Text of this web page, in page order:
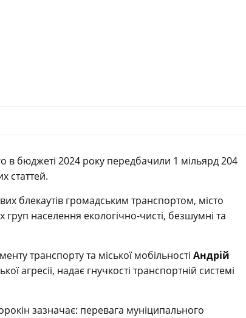
в бюджеті 2024 року передбачили 1 мільярд 204
статтей.
блекаутів громадським транспортом, місто
населення екологічно-чисті, безшумні та
транспорту та міської мобільності Андрій
агресії, надає гнучкості транспортній системі
зазначає: перевага муніципального